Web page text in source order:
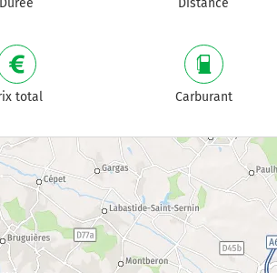
Durée Distance
total Carburant